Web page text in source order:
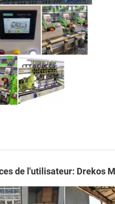
de l'utilisateur: Drekos